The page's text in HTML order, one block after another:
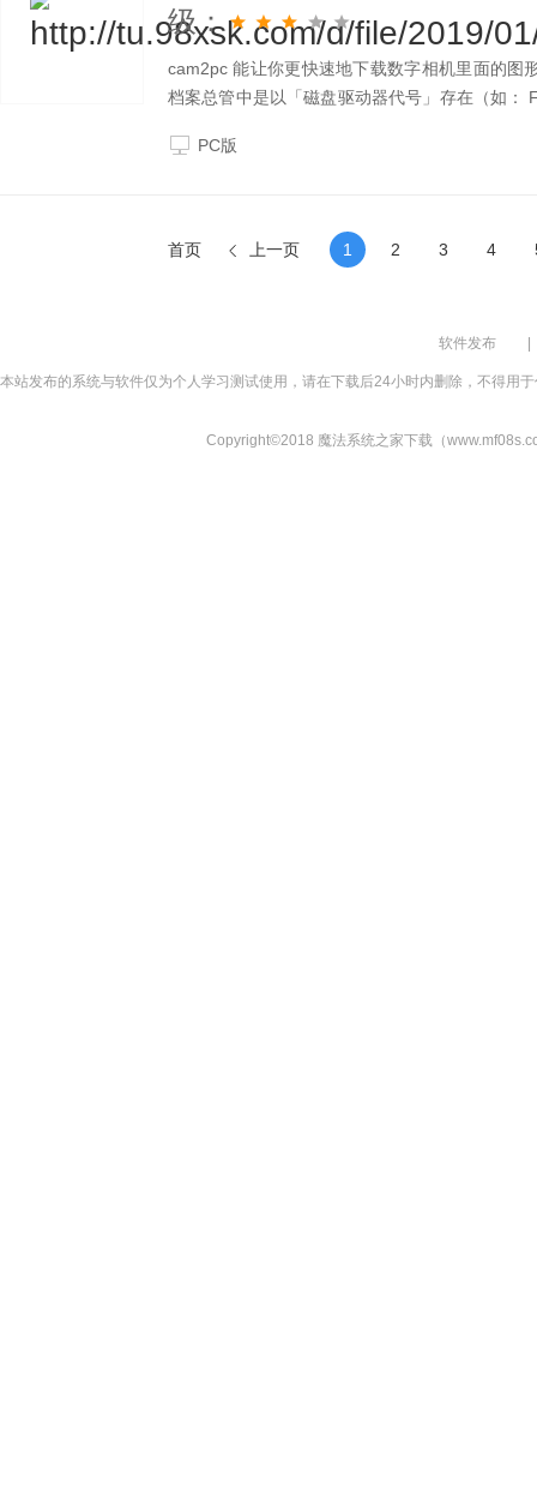
级：
cam2pc 能让你更快速地下载数字相机里面的图
档案总管中是以「磁盘驱动器代号」存在（如：
PC版
首页 上一页 1 2 3 4
软件发布
本站发布的系统与软件仅为个人学习测试使用，请在下载后24小时内删除，不得用
Copyright©2018 魔法系统之家下载（